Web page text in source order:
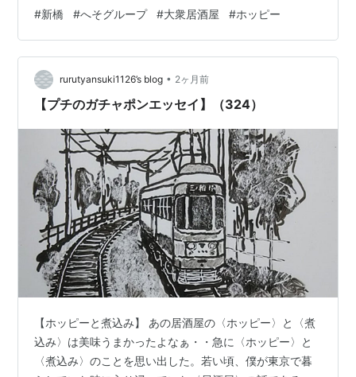
飲みたかったけど食べ物とのマリアージュで、今回はパ
ス なめろう ポテサラ やっぱ、イカスミ酢飯のイカにぎ
りが秀逸でしたー！ またゆっくり考察したいです。 ラン
キング参加中レストラン ランキング参加中＊猫タイムズ
＊ ランキング参加中他ブログからの転生組 ランキング…
#新橋 #へそグループ #大衆居酒屋 #ホッピー
rurutyansuki1126’s blog • 2ヶ月前
【プチのガチャポンエッセイ】（324）
【ホッピーと煮込み】 あの居酒屋の〈ホッピー〉と〈煮
込み〉は美味うまかったよなぁ・・急に〈ホッピー〉と
〈煮込み〉のことを思い出した。若い頃、僕が東京で暮